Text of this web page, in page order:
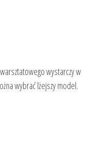
wystarczy w
wybrać lżejszy model.